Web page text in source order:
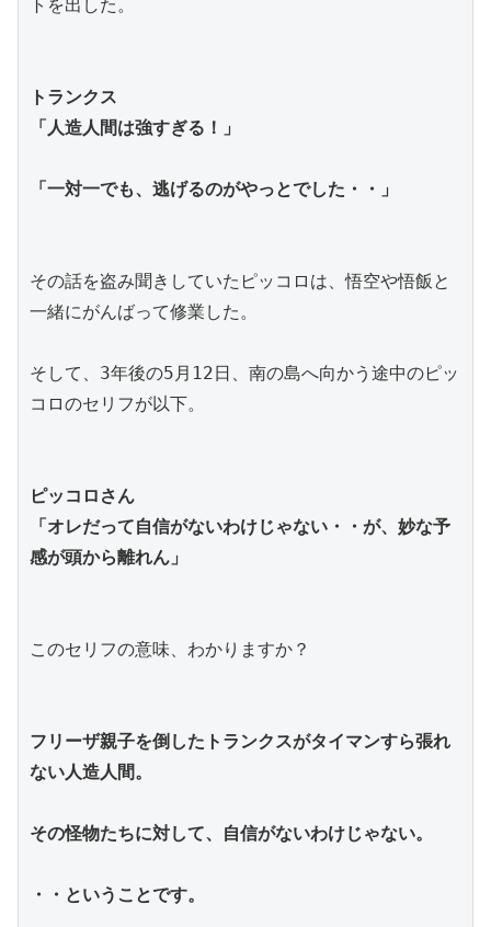
トを出した。
トランクス
「人造人間は強すぎる！」
「一対一でも、逃げるのがやっとでした・・」
その話を盗み聞きしていたピッコロは、悟空や悟飯と
一緒にがんばって修業した。
そして、3年後の5月12日、南の島へ向かう途中のピッ
コロのセリフが以下。
ピッコロさん
「オレだって自信がないわけじゃない・・が、妙な予
感が頭から離れん」
このセリフの意味、わかりますか？
フリーザ親子を倒したトランクスがタイマンすら張れ
ない人造人間。
その怪物たちに対して、自信がないわけじゃない。
・・ということです。